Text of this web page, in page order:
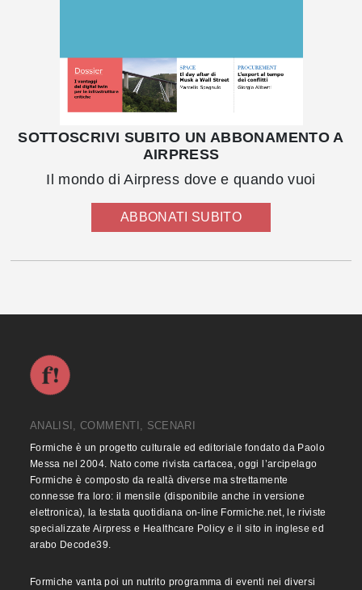
SOTTOSCRIVI SUBITO UN ABBONAMENTO A
AIRPRESS
Il mondo di Airpress dove e quando vuoi
ABBONATI SUBITO
ANALISI, COMMENTI, SCENARI
Formiche è un progetto culturale ed editoriale fondato da Paolo
Messa nel 2004. Nato come rivista cartacea, oggi l’arcipelago
Formiche è composto da realtà diverse ma strettamente
connesse fra loro: il mensile (disponibile anche in versione
elettronica), la testata quotidiana on-line Formiche.net, le riviste
specializzate Airpress e Healthcare Policy e il sito in inglese ed
arabo Decode39.
Formiche vanta poi un nutrito programma di eventi nei diversi